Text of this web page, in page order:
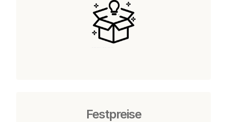
Festpreise